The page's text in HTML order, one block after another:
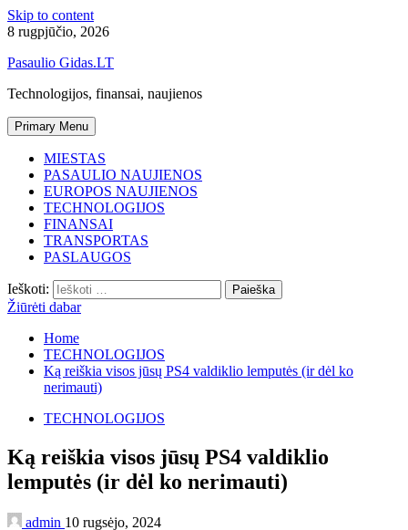
Skip to content
8 rugpjūčio, 2026
Pasaulio Gidas.LT
Technologijos, finansai, naujienos
Primary Menu
MIESTAS
PASAULIO NAUJIENOS
EUROPOS NAUJIENOS
TECHNOLOGIJOS
FINANSAI
TRANSPORTAS
PASLAUGOS
Ieškoti:
Žiūrėti dabar
Home
TECHNOLOGIJOS
Ką reiškia visos jūsų PS4 valdiklio lemputės (ir dėl ko
nerimauti)
TECHNOLOGIJOS
Ką reiškia visos jūsų PS4 valdiklio
lemputės (ir dėl ko nerimauti)
admin 10 rugsėjo, 2024